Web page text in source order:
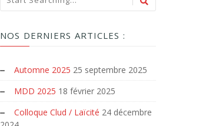
NOS DERNIERS ARTICLES :
Automne 2025 25 septembre 2025
MDD 2025 18 février 2025
Colloque Clud / Laïcité 24 décembre